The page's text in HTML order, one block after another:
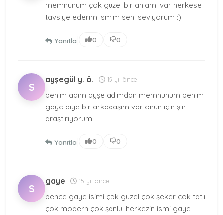
memnunum çok güzel bir anlamı var herkese
tavsiye ederim ismim seni seviyorum :)
Yanıtla 0 0
S
ayşegül y. ö. 15 yıl önce
benim adım ayşe adımdan memnunum benim
gaye diye bir arkadaşım var onun için şiir
araştırıyorum
Yanıtla 0 0
S
gaye 15 yıl önce
bence gaye isimi çok güzel çok şeker çok tatlı
çok modern çok şanluı herkezin ismi gaye